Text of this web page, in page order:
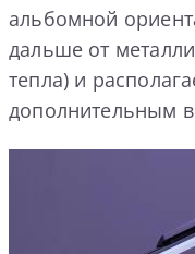
альбомной
дальше от
тепла) и
дополнительным